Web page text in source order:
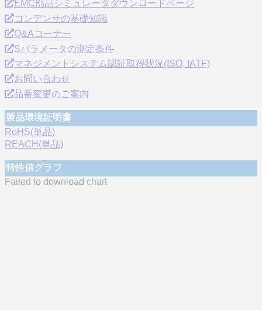
EMC部品シミュレータダウンロードページ
コンデンサの基礎知識
Q&Aコーナー
Sパラメータの測定条件
マネジメントシステム認証取得状況(ISO, IATF)
お問い合わせ
品番変更のご案内
製品環境証明書
RoHS(単品)
REACH(単品)
特性値グラフ
Failed to download chart